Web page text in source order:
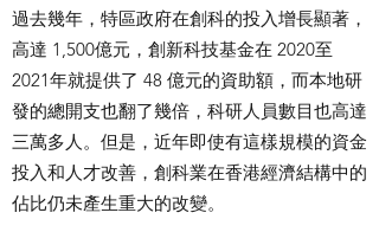
過去幾年，特區政府在創科的投入增長顯著，
高達 1,500億元，創新科技基金在 2020至
2021年就提供了 48 億元的資助額，而本地研
發的總開支也翻了幾倍，科研人員數目也高達
三萬多人。但是，近年即使有這樣規模的資金
投入和人才改善，創科業在香港經濟結構中的
佔比仍未產生重大的改變。